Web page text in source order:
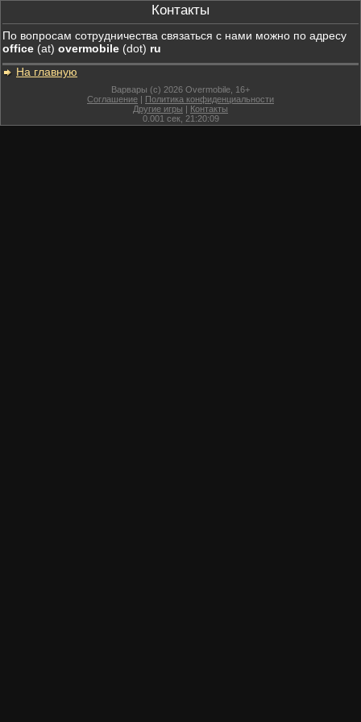
Контакты
По вопросам сотрудничества связаться с нами можно по адресу
office (at) overmobile (dot) ru
На главную
Варвары (c) 2026 Overmobile, 16+
Соглашение | Политика конфиденциальности
Другие игры | Контакты
0.001 сек, 21:20:09